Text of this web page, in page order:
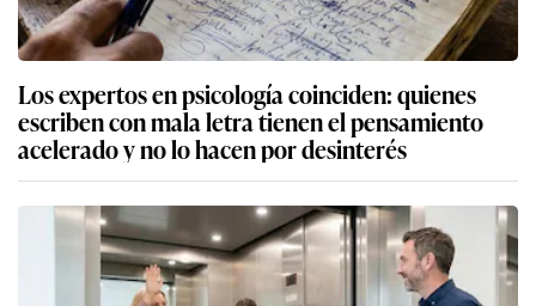
Los expertos en psicología coinciden: quienes
escriben con mala letra tienen el pensamiento
acelerado y no lo hacen por desinterés